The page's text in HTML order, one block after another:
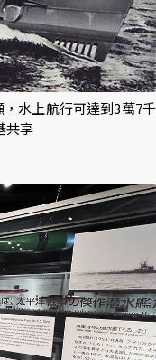
水上航行可達到3萬7千
共享